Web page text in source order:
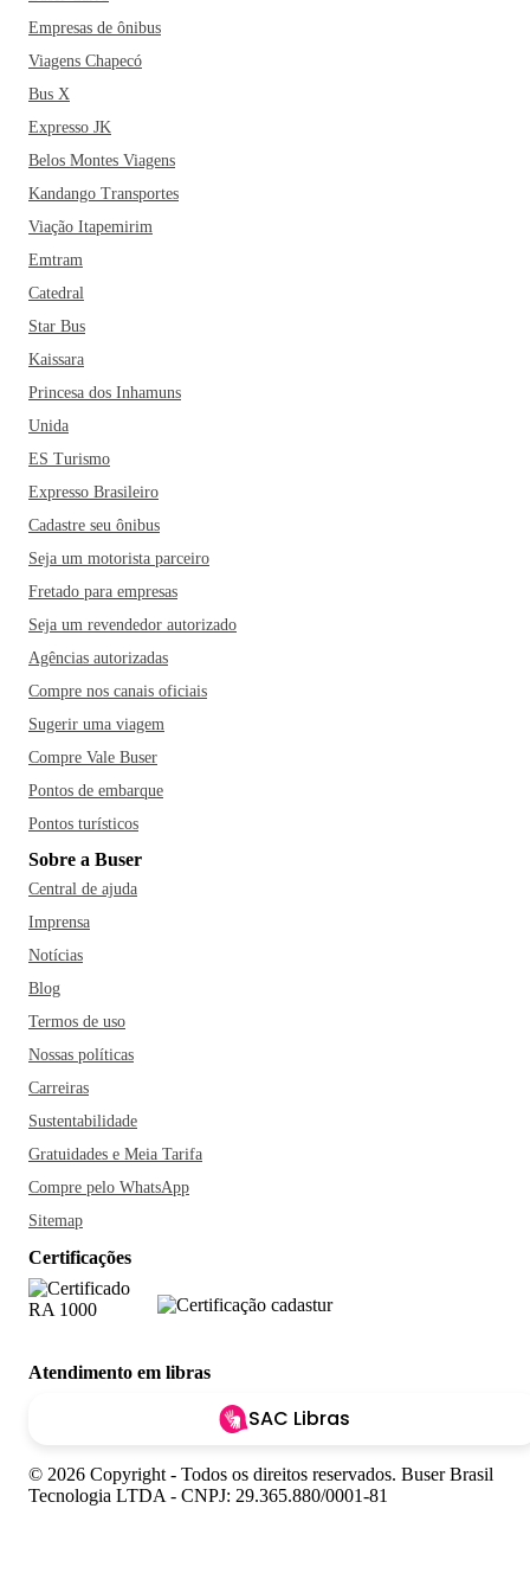
Se você está planejando passar as suas próximas férias lá,
não pode deixar de também incluir no roteiro a Represa dos
vai também para a gastronomia ponta-grossense. Dentre os
restaurantes mais famosos da cidade estão o La Gondola, o
Kalinka Bar e Música e o Boteco do Visconde. Ponta
Grossa também oferece inúmeras opções econômicas e
confortáveis de hospedagem!
Empresas de ônibus
Viagens Chapecó
Bus X
Expresso JK
Belos Montes Viagens
Kandango Transportes
Viação Itapemirim
Emtram
Catedral
Star Bus
Kaissara
Princesa dos Inhamuns
Unida
ES Turismo
Expresso Brasileiro
Cadastre seu ônibus
Seja um motorista parceiro
Fretado para empresas
Seja um revendedor autorizado
Agências autorizadas
Compre nos canais oficiais
Sugerir uma viagem
Compre Vale Buser
Pontos de embarque
Pontos turísticos
Sobre a Buser
Central de ajuda
Imprensa
Notícias
Blog
Termos de uso
Nossas políticas
Carreiras
Sustentabilidade
Gratuidades e Meia Tarifa
Compre pelo WhatsApp
Sitemap
Certificações
Atendimento em libras
SAC Libras
© 2026 Copyright - Todos os direitos reservados. Buser Brasil
Tecnologia LTDA - CNPJ: 29.365.880/0001-81